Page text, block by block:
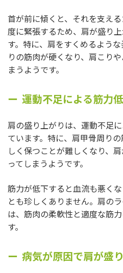
首が前に傾くと、それを支え
度に緊張するため、肩が盛り
す。特に、肩をすくめるよう
りの筋肉が硬くなり、肩こり
まうようです。
運動不足による筋力
肩の盛り上がりは、運動不足
ています。特に、肩甲骨周り
しく保つことが難しくなり、
ってしまうようです。
筋力が低下すると血流も悪く
とも珍しくありません。肩の
は、筋肉の柔軟性と適度な筋
す。
病気が原因で肩が盛